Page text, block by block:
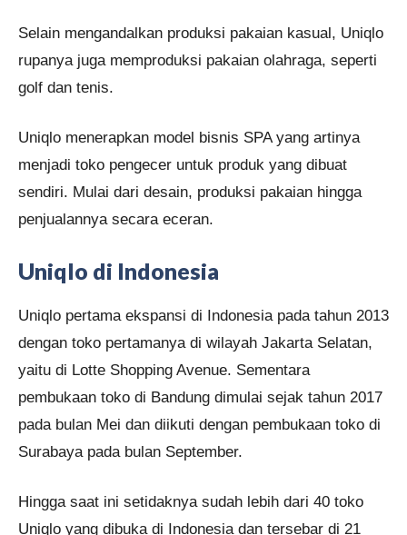
Selain mengandalkan produksi pakaian kasual, Uniqlo
rupanya juga memproduksi pakaian olahraga, seperti
golf dan tenis.
Uniqlo menerapkan model bisnis SPA yang artinya
menjadi toko pengecer untuk produk yang dibuat
sendiri. Mulai dari desain, produksi pakaian hingga
penjualannya secara eceran.
Uniqlo di Indonesia
Uniqlo pertama ekspansi di Indonesia pada tahun 2013
dengan toko pertamanya di wilayah Jakarta Selatan,
yaitu di Lotte Shopping Avenue. Sementara
pembukaan toko di Bandung dimulai sejak tahun 2017
pada bulan Mei dan diikuti dengan pembukaan toko di
Surabaya pada bulan September.
Hingga saat ini setidaknya sudah lebih dari 40 toko
Uniqlo yang dibuka di Indonesia dan tersebar di 21